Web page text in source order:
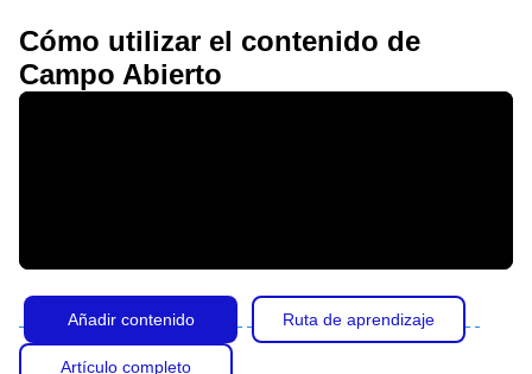
Cómo utilizar el contenido de
Campo Abierto
Añadir contenido Ruta de aprendizaje
Artículo completo